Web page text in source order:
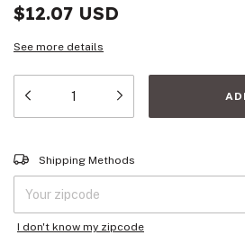
$12.07 USD
See more details
Shipping for zipcode:
Shipping Methods
I don't know my zipcode